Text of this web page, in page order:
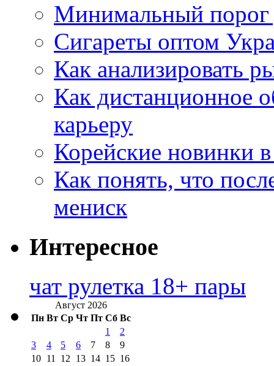
Минимальный порог
Сигареты оптом
Как анализировать
Как дистанционное
карьеру
Корейские новинки
Как понять, что
мениск
Интересное
чат рулетка 18+ пары
Август 2026
Пн Вт Ср Чт Пт Сб Вс
1
2
3
4 5 6 7 8
9
10 11 12 13 14 15 16